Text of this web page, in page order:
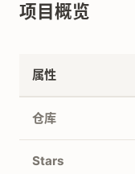
项目概览
属性
仓库
Stars